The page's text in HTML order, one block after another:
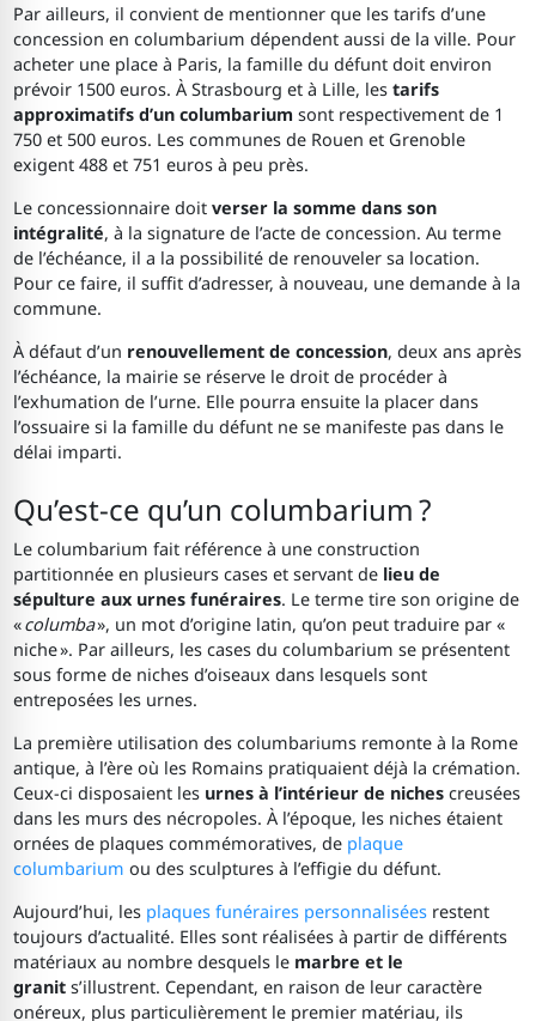
Par ailleurs, il convient de mentionner que les tarifs d’une
concession en columbarium dépendent aussi de la ville. Pour
acheter une place à Paris, la famille du défunt doit environ
prévoir 1500 euros. À Strasbourg et à Lille, lestarifs
approximatifs d’un columbarium sont respectivement de 1
750 et 500 euros. Les communes de Rouen et Grenoble
exigent 488 et 751 euros à peu près.
Le concessionnaire doitverser la somme dans son
intégralité, à la signature de l’acte de concession. Au terme
de l’échéance, il a la possibilité de renouveler sa location.
Pour ce faire, il suffit d’adresser, à nouveau, une demande à la
commune.
À défaut d’un renouvellement de concession, deux ans après
l’échéance, la mairie se réserve le droit de procéder à
l’exhumation de l’urne. Elle pourra ensuite la placer dans
l’ossuaire si la famille du défunt ne se manifeste pas dans le
délai imparti.
Qu’est-ce qu’un columbarium ?
Le columbarium fait référence à une construction
partitionnée en plusieurs cases et servant de lieu de
sépulture aux urnes funéraires. Le terme tire son origine de
«columba», un mot d’origine latin, qu’on peut traduire par «
niche ». Par ailleurs, les cases du columbarium se présentent
sous forme de niches d’oiseaux dans lesquels sont
entreposées les urnes.
La première utilisation des columbariums remonte à la Rome
antique, à l’ère où les Romains pratiquaient déjà la crémation.
Ceux-ci disposaient les urnes à l’intérieur de niches creusées
dans les murs des nécropoles. À l’époque, les niches étaient
ornées de plaques commémoratives, de plaque
columbarium ou des sculptures à l’effigie du défunt.
Aujourd’hui, les plaques funéraires personnalisées restent
toujours d’actualité. Elles sont réalisées à partir de différents
matériaux au nombre desquels le marbre et le
granit s’illustrent. Cependant, en raison de leur caractère
onéreux, plus particulièrement le premier matériau, ils